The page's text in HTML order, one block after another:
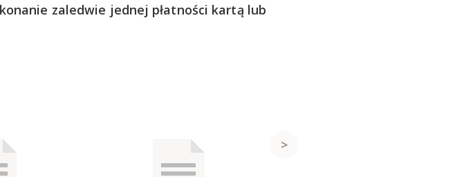
zaledwie jednej płatności kartą lub